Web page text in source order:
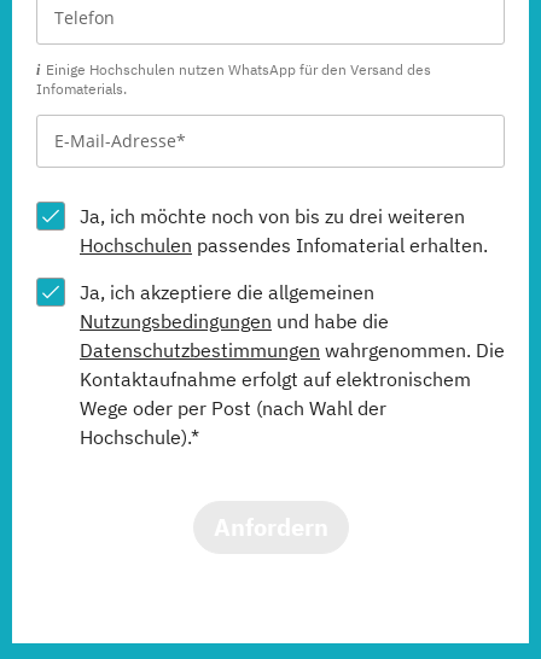
Einige Hochschulen nutzen WhatsApp für den Versand des
Infomaterials.
Ja, ich möchte noch von bis zu drei weiteren
Hochschulen passendes Infomaterial erhalten.
Ja, ich akzeptiere die allgemeinen
Nutzungsbedingungen und habe die
Datenschutzbestimmungen wahrgenommen. Die
Kontaktaufnahme erfolgt auf elektronischem
Wege oder per Post (nach Wahl der
Hochschule).*